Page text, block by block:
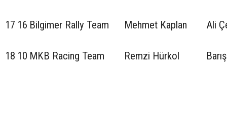
17 16 Bilgimer Rally Team Mehmet Kaplan Ali
18 10 MKB Racing Team Remzi Hürkol